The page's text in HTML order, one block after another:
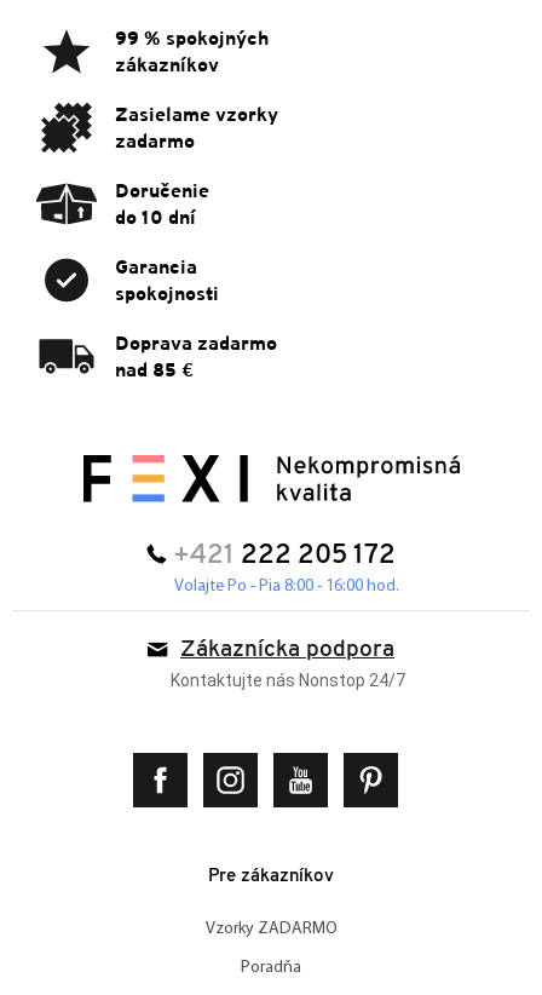
99 % spokojných
zákazníkov
Zasielame vzorky
zadarmo
Doručenie
do 10 dní
Garancia
spokojnosti
Doprava zadarmo
nad 85 €
+421 222 205 172
Volajte Po - Pia 8:00 - 16:00 hod.
Zákaznícka podpora
Kontaktujte nás Nonstop 24/7
Pre zákazníkov
Vzorky ZADARMO
Poradňa